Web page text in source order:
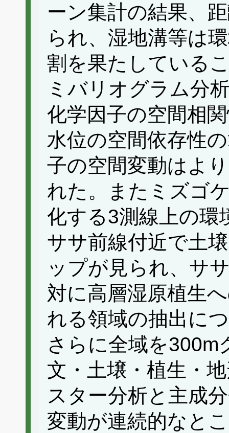
ーン集計の結果、
られ、湿地溝等は
割を果たしている
ミバリオグラム分
化学因子の空間相
水位の空間依存性
子の空間変動はよ
れた。またミズゴ
化する3測線上の環
ササ前線付近で土
ップが見られ、サ
対に高層湿原植生
れる領域の抽出に
さらに全域を300m
文・土壌・植生・
スター分析と主成
変動が連続的なと